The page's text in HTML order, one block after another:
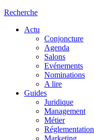
Recherche
Actu
Conjoncture
Agenda
Salons
Evénements
Nominations
A lire
Guides
Juridique
Management
Métier
Réglementation
Marketing